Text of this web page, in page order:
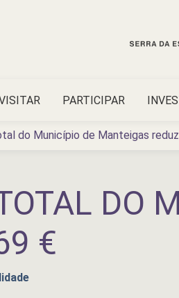
PARTICIPAR
do Município de Manteigas
DO
€